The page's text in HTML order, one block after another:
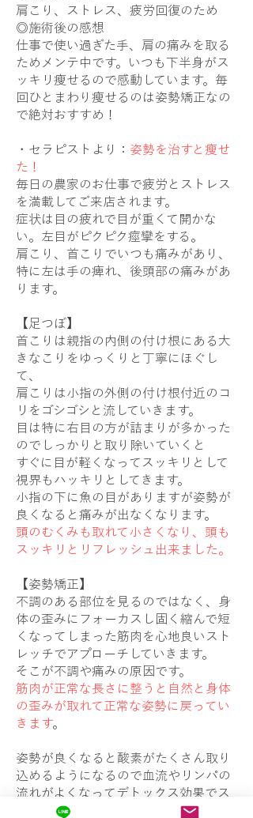
肩こり、ストレス、疲労回復のため
◎施術後の感想
仕事で使い過ぎた手、肩の痛みを取る
ためメンテ中です。いつも下半身がス
ッキリ瘦せるので感動しています。毎
回ひとまわり瘦せるのは姿勢矯正なの
で絶対おすすめ！
・セラピストより： 姿勢を治すと瘦せ
た！
毎日の農家のお仕事で疲労とストレス
を満載してご来店されます。
症状は目の疲れで目が重くて開かな
い。左目がピクピク痙攣をする。
肩こり、首こりでいつも痛みがあり、
特に左は手の痺れ、後頭部の痛みがあ
ります。
【足つぼ】
首こりは親指の内側の付け根にある大
きなこりをゆっくりと丁寧にほぐし
て、
肩こりは小指の外側の付け根付近のコ
リをゴシゴシと流していきます。
目は特に右目の方が詰まりが多かった
のでしっかりと取り除いていくと
すぐに目が軽くなってスッキリとして
視界もハッキリとしてきます。
小指の下に魚の目がありますが姿勢が
良くなると痛みが出なくなります。
頭のむくみも取れて小さくなり、頭も
スッキリとリフレッシュ出来ました。
【姿勢矯正】
不調のある部位を見るのではなく、身
体の歪みにフォーカスし固く縮んで短
くなってしまった筋肉を心地良いスト
レッチでアプローチしていきます。
そこが不調や痛みの原因です。
筋肉が正常な長さに整うと自然と身体
の歪みが取れて正常な姿勢に戻ってい
きます。
姿勢が良くなると酸素がたくさん取り
込めるようになるので血流やリンパの
流れがよくなってデトックス効果でス
ッキリとしたボディラインへと変化し